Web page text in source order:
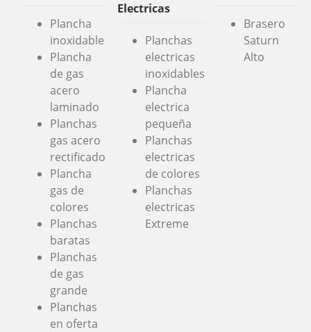
Plancha
inoxidable
Plancha
de gas
acero
laminado
Planchas
gas acero
rectificado
Plancha
gas de
colores
Planchas
baratas
Planchas
de gas
grande
Planchas
en oferta
Electricas
Planchas
electricas
inoxidables
Plancha
electrica
pequeña
Planchas
electricas
de colores
Planchas
electricas
Extreme
Brasero
Saturn
Alto